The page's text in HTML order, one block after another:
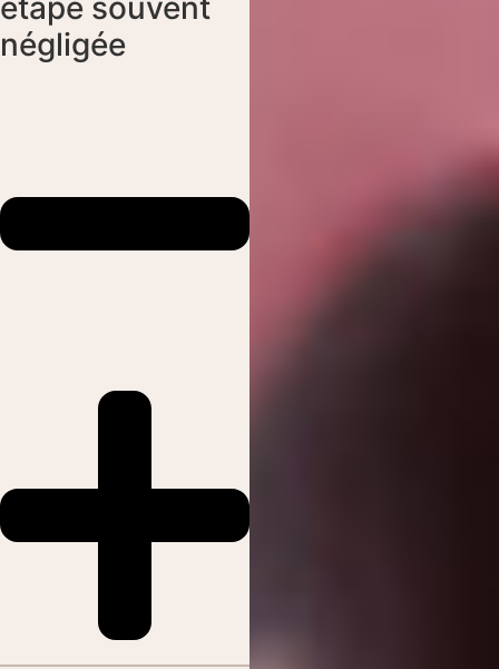
étape souvent
négligée